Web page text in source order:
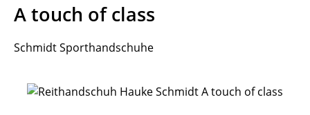
A touch of class
Schmidt Sporthandschuhe
Bildergalerie überspringen